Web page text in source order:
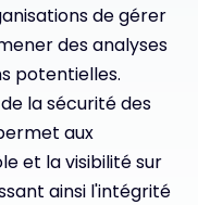
de gérer
des analyses
potentielles.
la sécurité des
aux
et la visibilité sur
ainsi l'intégrité